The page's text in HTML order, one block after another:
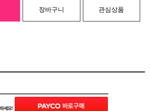
장바구니 관심상품